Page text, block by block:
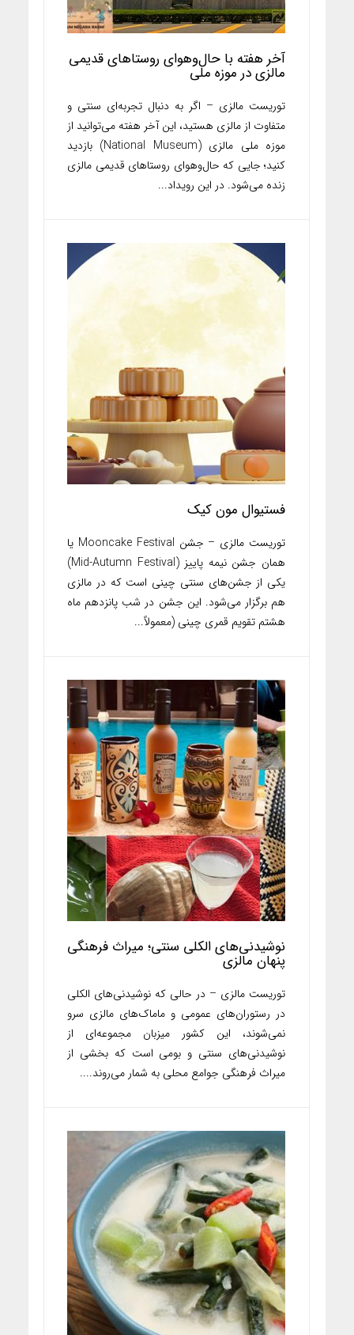
آخر هفته با حال‌و‌هوای روستاهای قدیمی
مالزی در موزه ملی
توریست مالزی – اگر به دنبال تجربه‌ای سنتی و
متفاوت از مالزی هستید، این آخر هفته می‌توانید از
موزه ملی مالزی (National Museum) بازدید
کنید؛ جایی که حال‌و‌هوای روستاهای قدیمی مالزی
زنده می‌شود. در این رویداد...
فستیوال مون کیک
توریست مالزی – جشن Mooncake Festival یا
همان جشن نیمه پاییز (Mid-Autumn Festival)
یکی از جشن‌های سنتی چینی است که در مالزی
هم برگزار می‌شود. این جشن در شب پانزدهم ماه
هشتم تقویم قمری چینی (معمولاً...
نوشیدنی‌های الکلی سنتی؛ میراث فرهنگی
پنهان مالزی
توریست مالزی – در حالی که نوشیدنی‌های الکلی
در رستوران‌های عمومی و ماماک‌های مالزی سرو
نمی‌شوند، این کشور میزبان مجموعه‌ای از
نوشیدنی‌های سنتی و بومی است که بخشی از
میراث فرهنگی جوامع محلی به شمار می‌روند....